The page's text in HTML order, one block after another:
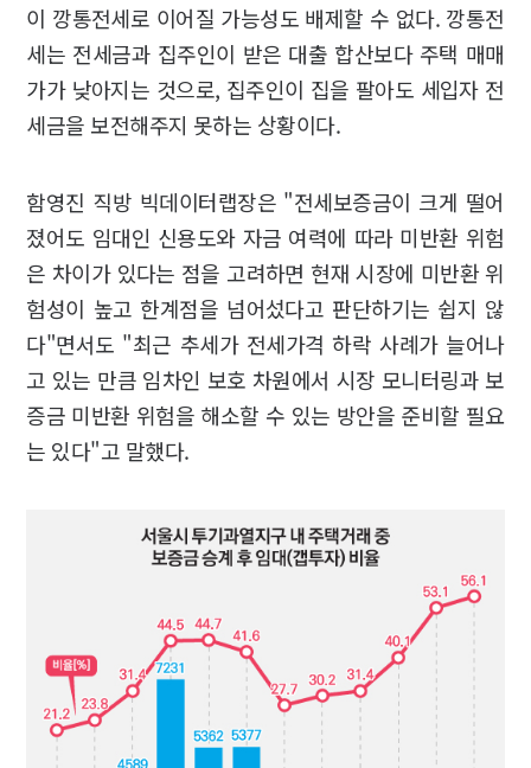
이 깡통전세로 이어질 가능성도 배제할 수 없다. 깡통전
세는 전세금과 집주인이 받은 대출 합산보다 주택 매매
가가 낮아지는 것으로, 집주인이 집을 팔아도 세입자 전
세금을 보전해주지 못하는 상황이다.
함영진 직방 빅데이터랩장은 "전세보증금이 크게 떨어
졌어도 임대인 신용도와 자금 여력에 따라 미반환 위험
은 차이가 있다는 점을 고려하면 현재 시장에 미반환 위
험성이 높고 한계점을 넘어섰다고 판단하기는 쉽지 않
다"면서도 "최근 추세가 전세가격 하락 사례가 늘어나
고 있는 만큼 임차인 보호 차원에서 시장 모니터링과 보
증금 미반환 위험을 해소할 수 있는 방안을 준비할 필요
는 있다"고 말했다.